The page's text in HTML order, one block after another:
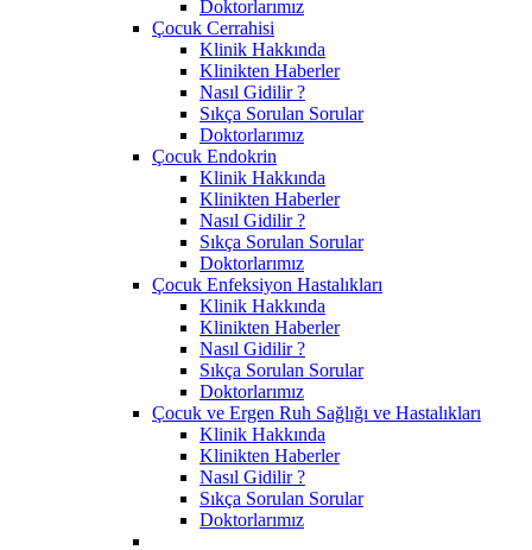
Doktorlarımız
Çocuk Cerrahisi
Klinik Hakkında
Klinikten Haberler
Nasıl Gidilir ?
Sıkça Sorulan Sorular
Doktorlarımız
Çocuk Endokrin
Klinik Hakkında
Klinikten Haberler
Nasıl Gidilir ?
Sıkça Sorulan Sorular
Doktorlarımız
Çocuk Enfeksiyon Hastalıkları
Klinik Hakkında
Klinikten Haberler
Nasıl Gidilir ?
Sıkça Sorulan Sorular
Doktorlarımız
Çocuk ve Ergen Ruh Sağlığı ve Hastalıkları
Klinik Hakkında
Klinikten Haberler
Nasıl Gidilir ?
Sıkça Sorulan Sorular
Doktorlarımız